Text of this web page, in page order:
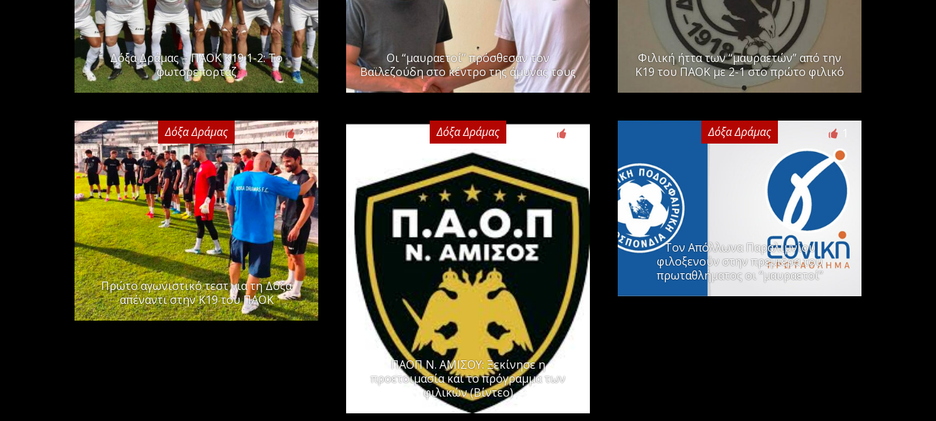
Δόξα Δράμας – ΠΑΟΚ Κ19 1-2: Το
φωτορεπορτάζ
Οι “μαυραετοί” πρόσθεσαν τον
Βαϊλεζούδη στο κέντρο της άμυνας τους
Φιλική ήττα των “μαυραετών” από την
Κ19 του ΠΑΟΚ με 2-1 στο πρώτο φιλικό
Δόξα Δράμας 2
Πρώτο αγωνιστικό τεστ για τη Δόξα
απέναντι στην Κ19 του ΠΑΟΚ
Δόξα Δράμας
ΠΑΟΠ Ν. ΑΜΙΣΟΥ: Ξεκίνησε η
προετοιμασία και το πρόγραμμα των
φιλικών (Βίντεο)
Δόξα Δράμας
Τον Απόλλωνα Παραλιμνίου
φιλοξενούν στην πρεμιέρα του
πρωταθλήματος οι “μαυραετοί”